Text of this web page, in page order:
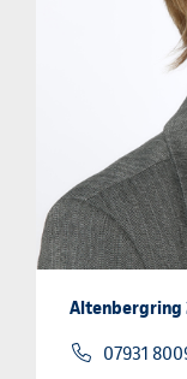
Altenbergring
07931